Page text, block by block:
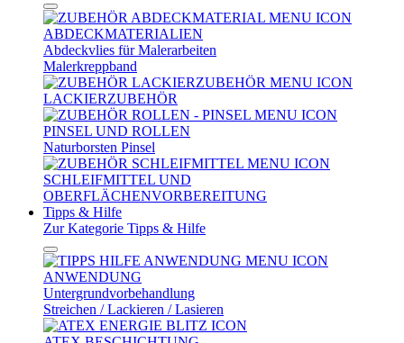
ABDECKMATERIALIEN
Abdeckvlies für Malerarbeiten
Malerkreppband
LACKIERZUBEHÖR
PINSEL UND ROLLEN
Naturborsten Pinsel
SCHLEIFMITTEL UND
OBERFLÄCHENVORBEREITUNG
Tipps & Hilfe
Zur Kategorie Tipps & Hilfe
ANWENDUNG
Untergrundvorbehandlung
Streichen / Lackieren / Lasieren